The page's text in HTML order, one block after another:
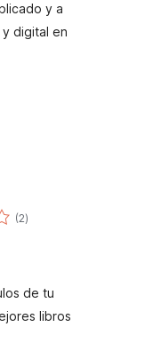
y a
digital en
(2전
체)
de tu
libros